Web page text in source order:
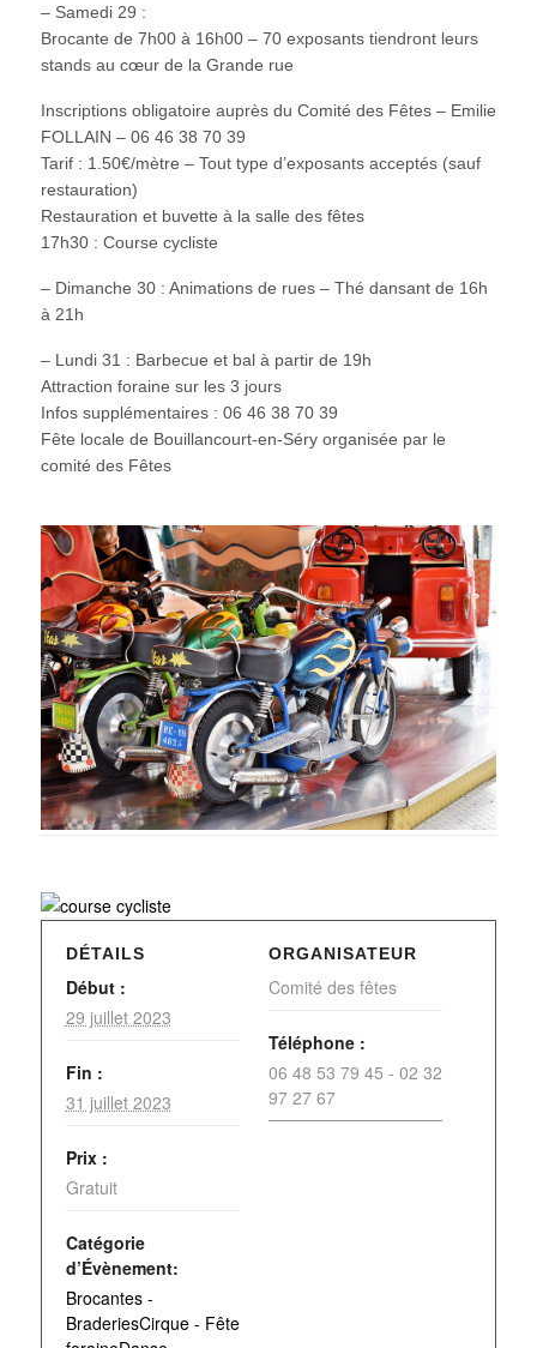
– Samedi 29 :
Brocante de 7h00 à 16h00 – 70 exposants tiendront leurs
stands au cœur de la Grande rue
Inscriptions obligatoire auprès du Comité des Fêtes – Emilie
FOLLAIN – 06 46 38 70 39
Tarif : 1.50€/mètre – Tout type d’exposants acceptés (sauf
restauration)
Restauration et buvette à la salle des fêtes
17h30 : Course cycliste
– Dimanche 30 : Animations de rues – Thé dansant de 16h
à 21h
– Lundi 31 : Barbecue et bal à partir de 19h
Attraction foraine sur les 3 jours
Infos supplémentaires : 06 46 38 70 39
Fête locale de Bouillancourt-en-Séry organisée par le
comité des Fêtes
DÉTAILS
Début :
29 juillet 2023
Fin :
31 juillet 2023
Prix :
Gratuit
Catégorie
d’Évènement:
Brocantes -
BraderiesCirque - Fête
ORGANISATEUR
Comité des fêtes
Téléphone :
06 48 53 79 45 - 02 32
97 27 67